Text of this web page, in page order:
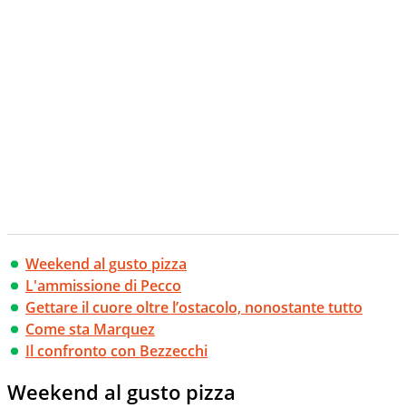
Weekend al gusto pizza
L'ammissione di Pecco
Gettare il cuore oltre l’ostacolo, nonostante tutto
Come sta Marquez
Il confronto con Bezzecchi
Weekend al gusto pizza